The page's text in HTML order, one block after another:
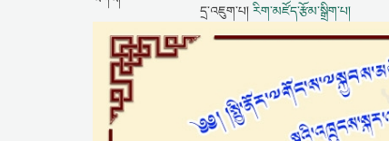
དྲ་འཇུག་པ། རིག་མཛོད་རྩོམ་སྒྲིག་པ།